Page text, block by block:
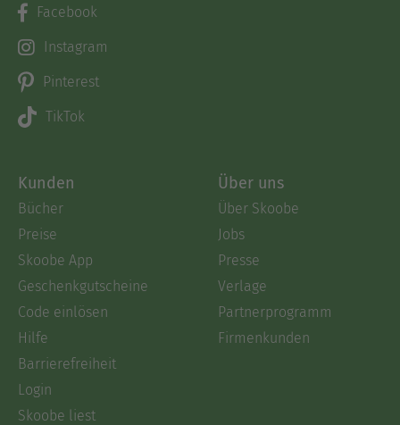
Facebook
Instagram
Pinterest
TikTok
Kunden
Bücher
Preise
Skoobe App
Geschenkgutscheine
Code einlösen
Hilfe
Barrierefreiheit
Login
Skoobe liest
Über uns
Über Skoobe
Jobs
Presse
Verlage
Partnerprogramm
Firmenkunden